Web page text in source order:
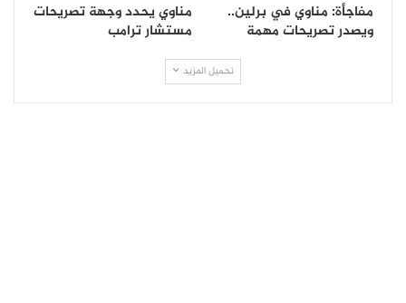
مفاجأة: مناوي في برلين..
ويصدر تصريحات مهمة
مناوي يحدد وجهة تصريحات
مستشار ترامب
تحميل المزيد